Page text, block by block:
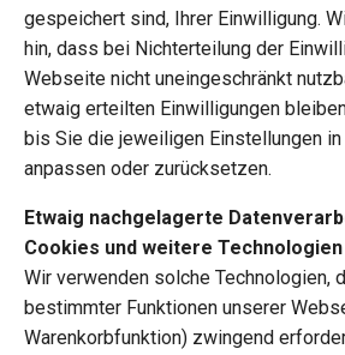
gespeichert sind, Ihrer Einwilligung.
hin, dass bei Nichterteilung der
Webseite nicht uneingeschränkt
etwaig erteilten Einwilligungen
bis Sie die jeweiligen Einstellungen in
anpassen oder zurücksetzen.
Etwaig nachgelagerte
Cookies und weitere Technologien
Wir verwenden solche Technologien,
bestimmter Funktionen unserer
Warenkorbfunktion) zwingend